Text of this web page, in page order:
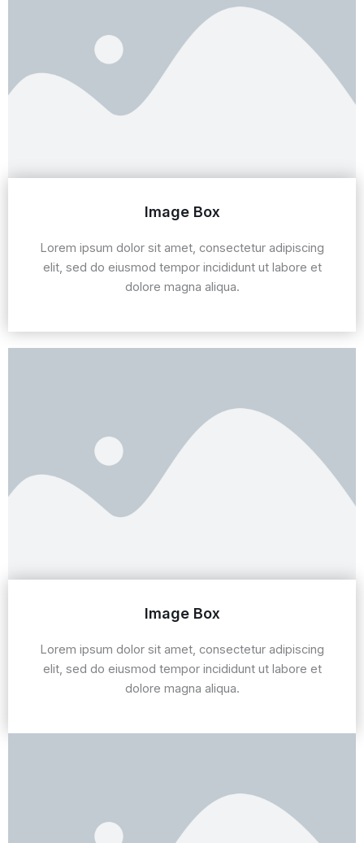
Image Box
Lorem ipsum dolor sit amet, consectetur adipiscing
elit, sed do eiusmod tempor incididunt ut labore et
dolore magna aliqua.
Image Box
Lorem ipsum dolor sit amet, consectetur adipiscing
elit, sed do eiusmod tempor incididunt ut labore et
dolore magna aliqua.